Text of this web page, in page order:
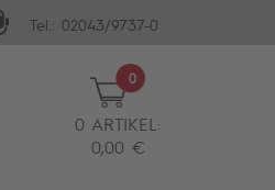
Tel.: 02043/9737-0
0
0 ARTIKEL:
0,00 €